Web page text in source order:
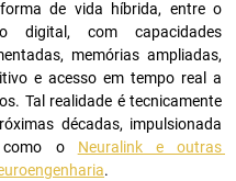
de vida híbrida, entre o
digital, com capacidades
memórias ampliadas,
e acesso em tempo real a
Tal realidade é tecnicamente
décadas, impulsionada
como o Neuralink e outras
.